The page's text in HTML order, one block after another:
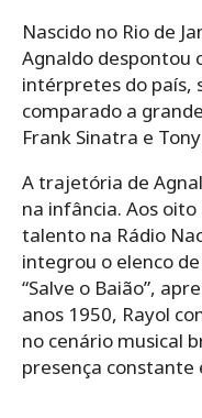
Nascido no Rio de
Agnaldo despontou
intérpretes do país,
comparado a
Frank Sinatra e
A trajetória de
na infância. Aos
talento na Rádio
integrou o elenco
“Salve o Baião”,
anos 1950, Rayol
no cenário musical
presença constante